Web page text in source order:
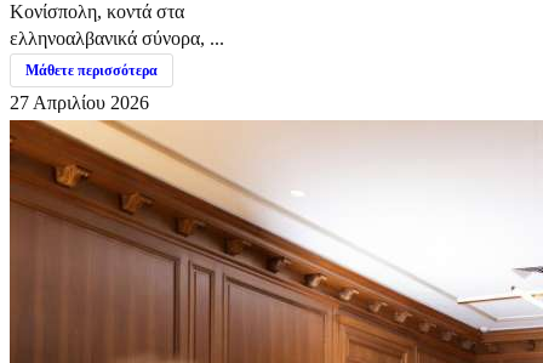
Κονίσπολη, κοντά στα
ελληνοαλβανικά σύνορα, ...
Μάθετε περισσότερα
27 Απριλίου 2026